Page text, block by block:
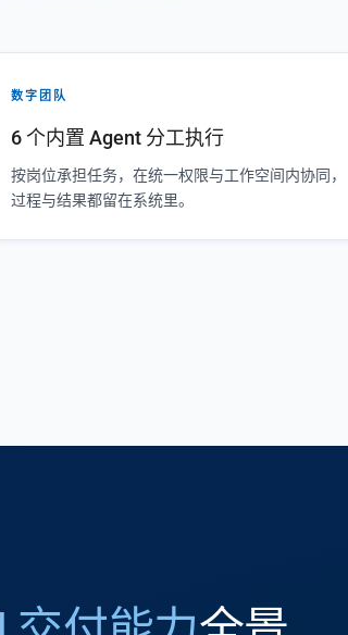
数字团队
6 个内置 Agent 分工执行
按岗位承担任务，在统一权限与工作空间内协同，
过程与结果都留在系统里。